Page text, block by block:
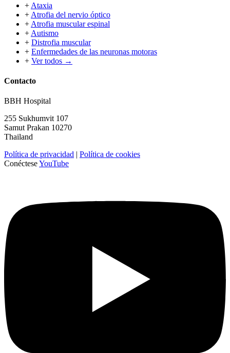
+ Ataxia
+ Atrofia del nervio óptico
+ Atrofia muscular espinal
+ Autismo
+ Distrofia muscular
+ Enfermedades de las neuronas motoras
+ Ver todos →
Contacto
BBH Hospital
255 Sukhumvit 107
Samut Prakan 10270
Thailand
Política de privacidad | Política de cookies
ConécteseYouTube